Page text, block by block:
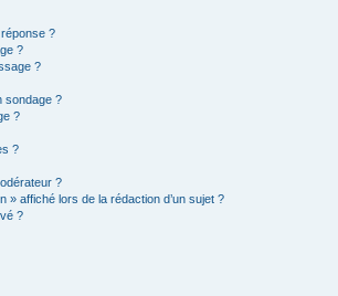
?
?
?
sondage ?
?
?
?
» affiché lors de la rédaction d’un sujet ?
?